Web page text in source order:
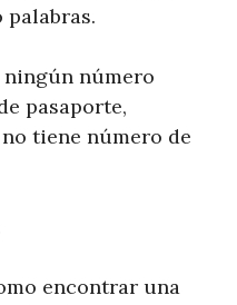
palabras.
número
pasaporte,
tiene número de
encontrar una